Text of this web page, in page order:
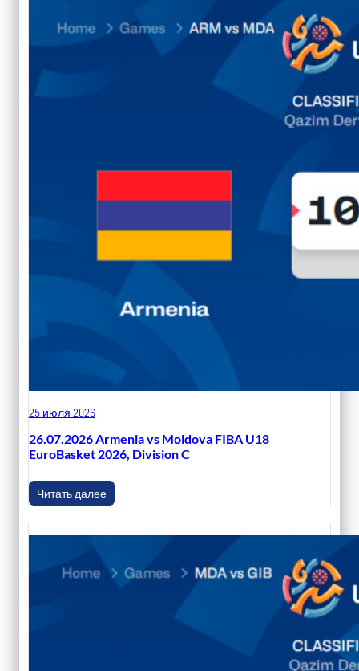
25 июля 2026
26.07.2026 Armenia vs Moldova FIBA U18
EuroBasket 2026, Division C
Читать далее